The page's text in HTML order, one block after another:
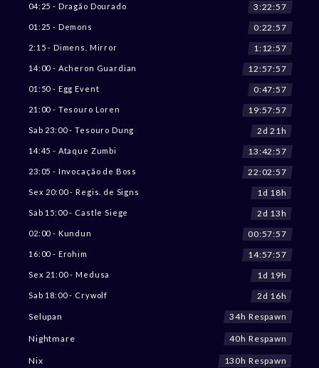
04:25 - Dragão Dourado 3:22:55
01:25 - Demons 0:22:55
2:15 - Dimens. Mirror 1:12:55
14:00 - Acheron Guardian 12:57:55
01:50 - Egg Event 0:47:55
21:00 - Tesouro Loren 19:57:55
Sab 23:00 - Tesouro Dung 2d 21h
14:45 - Ataque Zumbi 13:42:55
23:05 - Invocação de Boss 22:02:55
Sex 20:00 - Regis. de Signs 1d 18h
Sab 15:00 - Castle Siege 2d 13h
02:00 - Kundun 00:57:55
16:00 - Erohim 14:57:55
Sex 21:00 - Medusa 1d 19h
Sab 18:00 - Crywolf
2d 16h
Selupan
34h Respawn
Nightmare 40h Respawn
Nix 130h Respawn